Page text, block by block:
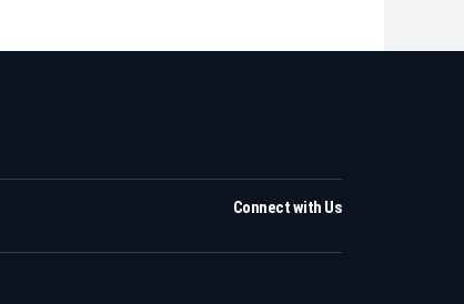
Connect with Us